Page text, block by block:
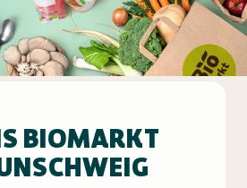
BIOMARKT